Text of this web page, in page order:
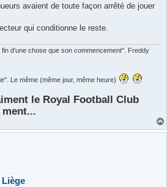
avaient de toute façon arrêté de jouer
qui conditionne le reste.
d'une chose que son commencement". Freddy
Le même (même jour, même heure)
le Royal Football Club
ment...
Liège